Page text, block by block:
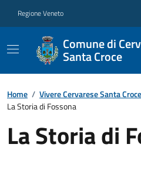
Regione Veneto
Comune di
Santa Croce
Home / Vivere Cervarese Santa Croce
La Storia di Fossona
La Storia di